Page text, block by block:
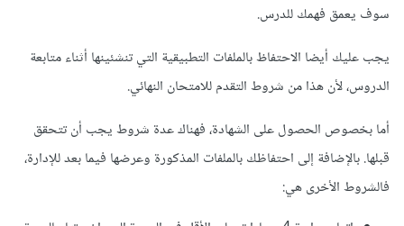
سوف يعمق فهمك للدرس.
يجب عليك أيضا الاحتفاظ بالملفات التطبيقية التي تنشئينها أثناء متابعة
الدروس، لأن هذا من شروط التقدم للامتحان النهائي.
أما بخصوص الحصول على الشهادة، فهناك عدة شروط يجب أن تتحقق
قبلها. بالإضافة إلى احتفاظك بالملفات المذكورة وعرضها فيما بعد للإدارة،
فالشروط الأخرى هي: